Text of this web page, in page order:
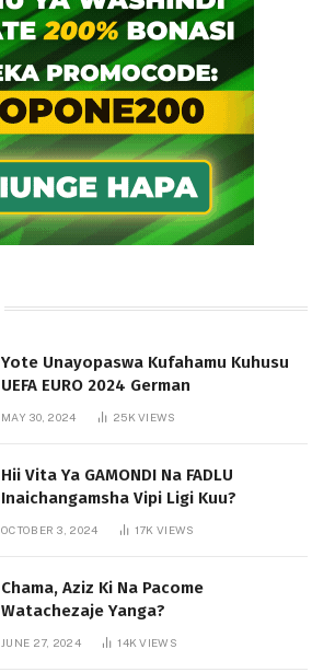
Yote Unayopaswa Kufahamu Kuhusu
UEFA EURO 2024 German
MAY 30, 2024 25KVIEWS
Hii Vita Ya GAMONDI Na FADLU
Inaichangamsha Vipi Ligi Kuu?
OCTOBER 3, 2024 17KVIEWS
Chama, Aziz Ki Na Pacome
Watachezaje Yanga?
JUNE 27, 2024 14KVIEWS